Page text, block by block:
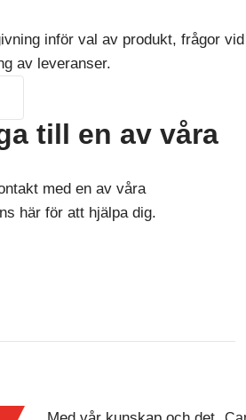
inför val av produkt, frågor vid
av leveranser.
till en av våra
med en av våra
här för att hjälpa dig.